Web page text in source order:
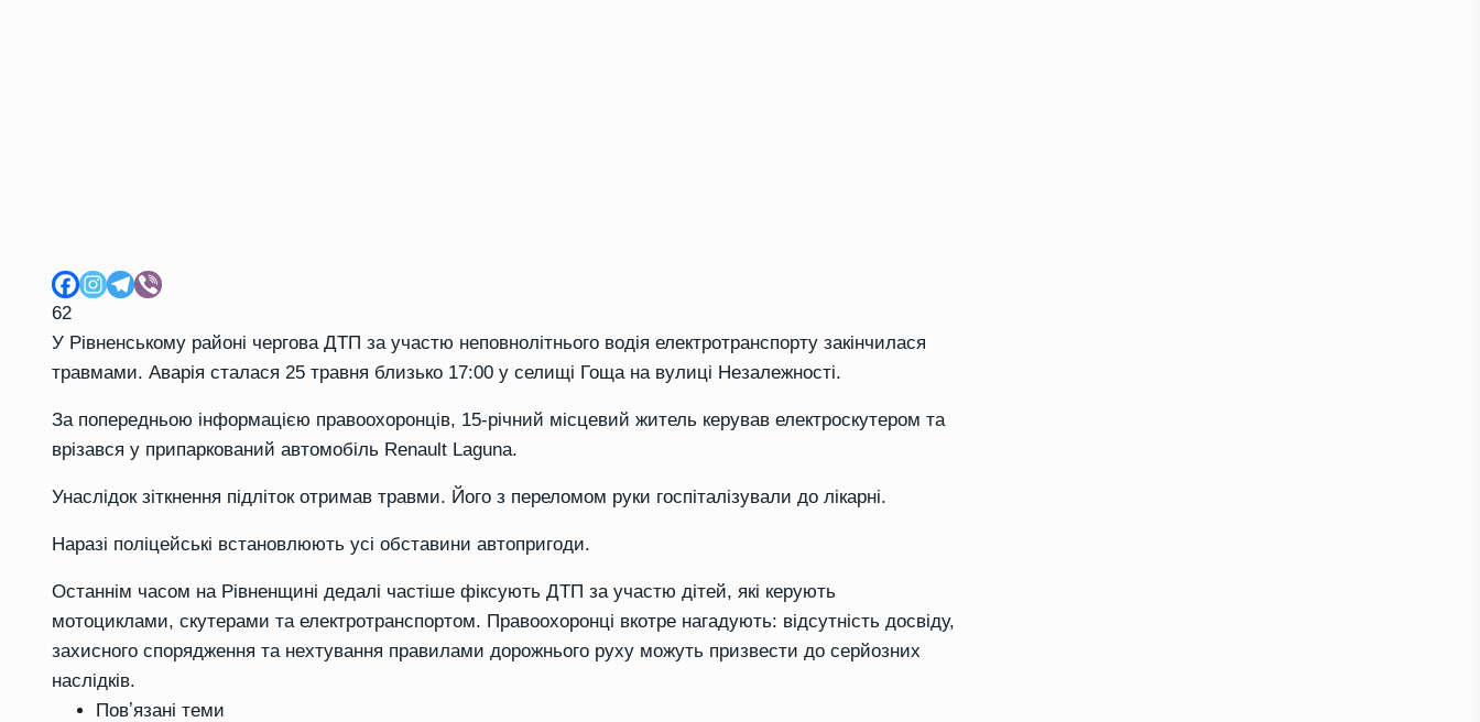
62
У Рівненському районі чергова ДТП за участю неповнолітнього водія електротранспорту закінчилася
травмами. Аварія сталася 25 травня близько 17:00 у селищі Гоща на вулиці Незалежності.
За попередньою інформацією правоохоронців, 15-річний місцевий житель керував електроскутером та
врізався у припаркований автомобіль Renault Laguna.
Унаслідок зіткнення підліток отримав травми. Його з переломом руки госпіталізували до лікарні.
Наразі поліцейські встановлюють усі обставини автопригоди.
Останнім часом на Рівненщині дедалі частіше фіксують ДТП за участю дітей, які керують
мотоциклами, скутерами та електротранспортом. Правоохоронці вкотре нагадують: відсутність досвіду,
захисного спорядження та нехтування правилами дорожнього руху можуть призвести до серйозних
наслідків.
Повʼязані теми